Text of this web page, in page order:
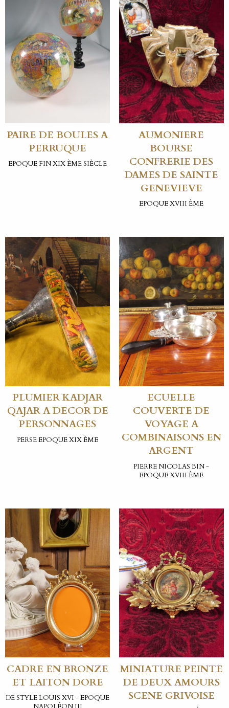
PAIRE DE BOULES A
PERRUQUE
EPOQUE FIN XIX ÈME SIÈCLE
AUMONIERE
BOURSE
CONFRERIE DES
DAMES DE SAINTE
GENEVIEVE
EPOQUE XVIII ÈME
PLUMIER KADJAR
QAJAR A DECOR DE
PERSONNAGES
PERSE EPOQUE XIX ÈME
ECUELLE
COUVERTE DE
VOYAGE A
COMBINAISONS EN
ARGENT
PIERRE NICOLAS BIN -
EPOQUE XVIII ÈME
CADRE EN BRONZE
ET LAITON DORE
DE STYLE LOUIS XVI - EPOQUE
MINIATURE PEINTE
DE DEUX AMOURS
SCENE GRIVOISE